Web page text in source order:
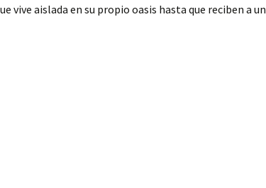
vive aislada en su propio oasis hasta que reciben a un